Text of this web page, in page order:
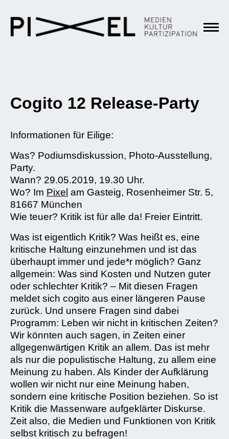
Cogito 12 Release-Party
Informationen für Eilige:
Was? Podiumsdiskussion, Photo-Ausstellung,
Party.
Wann? 29.05.2019, 19.30 Uhr.
Wo? Im Pixel am Gasteig, Rosenheimer Str. 5,
81667 München
Wie teuer? Kritik ist für alle da! Freier Eintritt.
Was ist eigentlich Kritik? Was heißt es, eine
kritische Haltung einzunehmen und ist das
überhaupt immer und jede*r möglich? Ganz
allgemein: Was sind Kosten und Nutzen guter
oder schlechter Kritik? – Mit diesen Fragen
meldet sich cogito aus einer längeren Pause
zurück. Und unsere Fragen sind dabei
Programm: Leben wir nicht in kritischen Zeiten?
Wir könnten auch sagen, in Zeiten einer
allgegenwärtigen Kritik an allem. Das ist mehr
als nur die populistische Haltung, zu allem eine
Meinung zu haben. Als Kinder der Aufklärung
wollen wir nicht nur eine Meinung haben,
sondern eine kritische Position beziehen. So ist
Kritik die Massenware aufgeklärter Diskurse.
Zeit also, die Medien und Funktionen von Kritik
selbst kritisch zu befragen!